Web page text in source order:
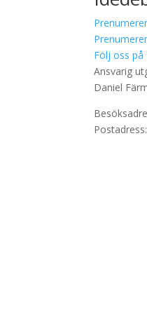
Följ oss på
Ansvarig
Daniel